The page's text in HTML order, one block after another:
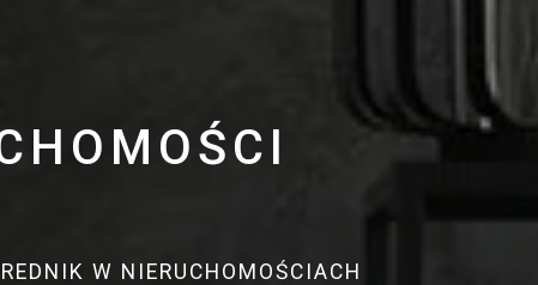
W NIERUCHOMOŚCIACH